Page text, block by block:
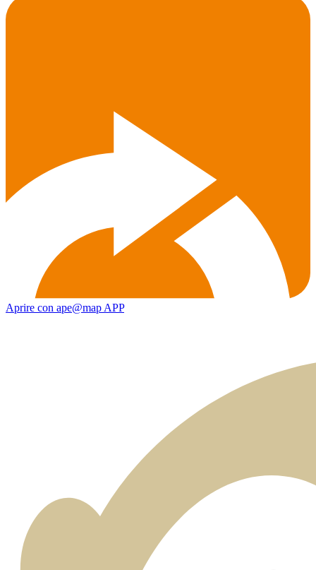
Aprire con ape@map APP